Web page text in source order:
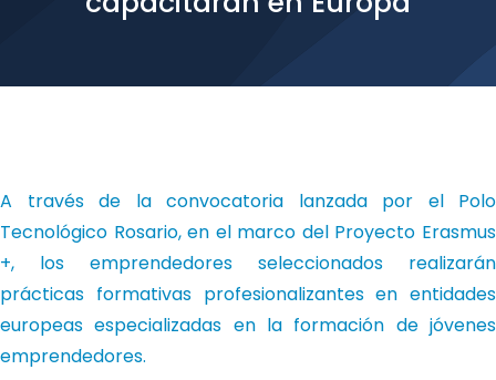
A través de la convocatoria lanzada por el Polo
Tecnológico Rosario, en el marco del Proyecto Erasmus
+, los emprendedores seleccionados realizarán
prácticas formativas profesionalizantes en entidades
europeas especializadas en la formación de jóvenes
emprendedores.